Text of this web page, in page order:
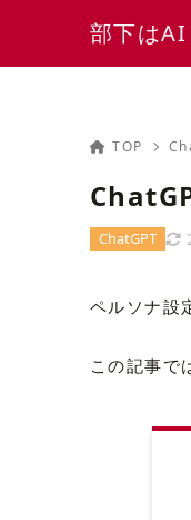
部下はAI
TOP
ChatGPT
ペルソナ設
この記事で